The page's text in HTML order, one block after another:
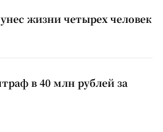
жизни четырех человек
в 40 млн рублей за